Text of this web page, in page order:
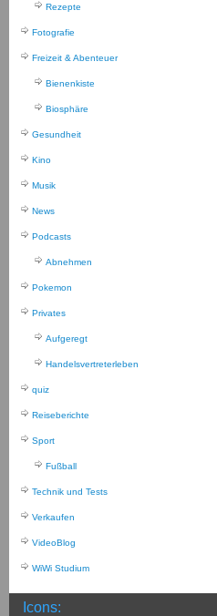
Rezepte
Fotografie
Freizeit & Abenteuer
Bienenkiste
Biosphäre
Gesundheit
Kino
Musik
News
Podcasts
Abnehmen
Pokemon
Privates
Aufgeregt
Handelsvertreterleben
quiz
Reiseberichte
Sport
Fußball
Technik und Tests
Verkaufen
VideoBlog
WiWi Studium
Icons: